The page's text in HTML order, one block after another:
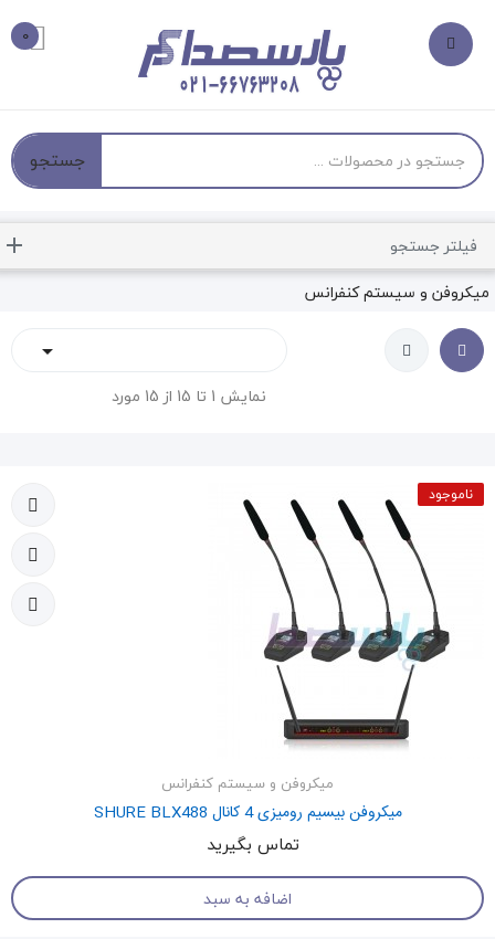
0
جستجو
فیلتر جستجو
میکروفن و سیستم کنفرانس

نمایش 1 تا 15 از 15 مورد
ناموجود
میکروفن و سیستم کنفرانس
میکروفن بیسیم رومیزی 4 کانال SHURE BLX488
تماس بگیرید
اضافه به سبد